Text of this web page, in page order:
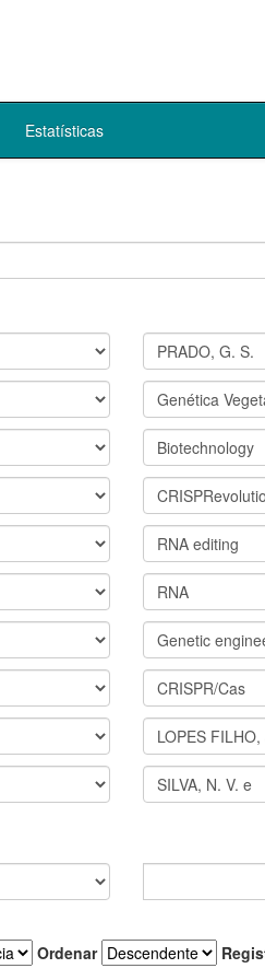
Estatísticas
Ordenar